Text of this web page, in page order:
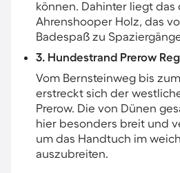
können. Dahinter liegt
Ahrenshooper Holz, das
Badespaß zu
3. Hundestrand Prerow
Vom Bernsteinweg bis
erstreckt sich der
Prerow. Die von Dünen
hier besonders breit und
um das Handtuch im
auszubreiten.